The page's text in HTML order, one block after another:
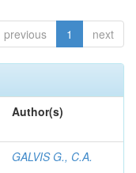
previous 1 next
Author(s)
GALVIS G., C.A.